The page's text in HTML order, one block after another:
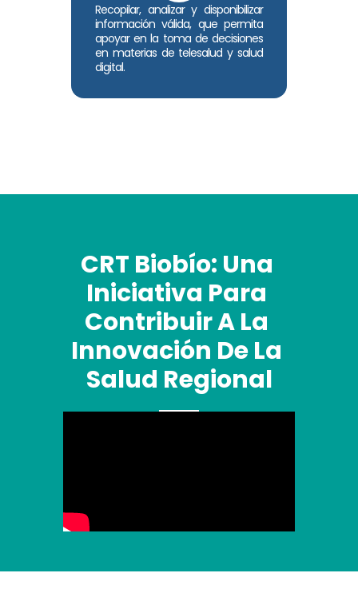
Recopilar, analizar y disponibilizar
información válida, que permita
apoyar en la toma de decisiones
en materias de telesalud y salud
digital.
CRT Biobío: Una
Iniciativa Para
Contribuir A La
Innovación De La
Salud Regional